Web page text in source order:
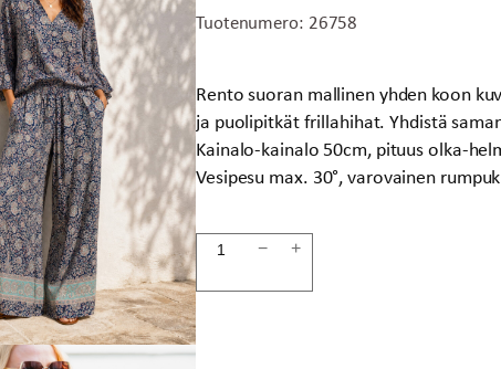
Tuotenumero: 26758
Rento suoran mallinen yhden koon
ja puolipitkät frillahihat. Yhdistä
Kainalo-kainalo 50cm, pituus olka-
Vesipesu max. 30°, varovainen
Paita
− +